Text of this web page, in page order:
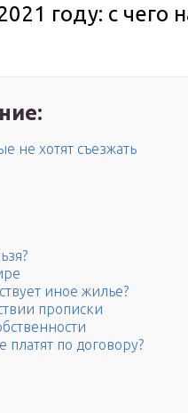
году: с чего
не хотят съезжать
иное жилье?
прописки
по договору?